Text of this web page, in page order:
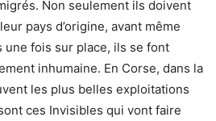
Non seulement ils doivent
pays d’origine, avant même
une fois sur place, ils se font
inhumaine. En Corse, dans la
les plus belles exploitations
ces Invisibles qui vont faire